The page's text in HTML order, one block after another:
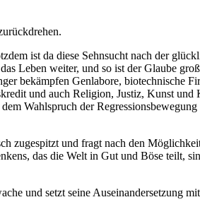
ist da diese Sehnsucht nach der
Leben weiter, und so ist der Glaube
bekämpfen Genlabore, biotechnische
und auch Religion, Justiz, Kunst und
Wahlspruch der
zugespitzt und fragt nach den
das die Welt in Gut und Böse teilt,
und setzt seine Auseinandersetzung